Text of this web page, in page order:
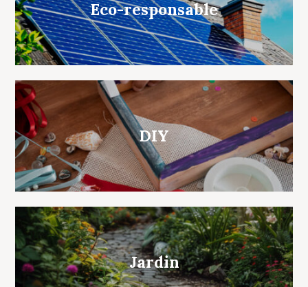
Eco-responsable
DIY
Jardin